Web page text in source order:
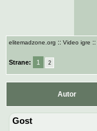
elitemadzone.org :: Video igre ::
Strane: 1 2
Autor
Gost